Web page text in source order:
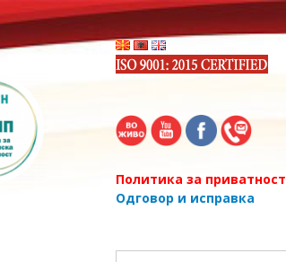
Политика за приватност
Одговор и исправка
Search